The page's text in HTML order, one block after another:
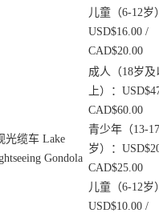
儿童（6-12岁
USD$16.00 /
CAD$20.00
光缆车 Lake
Gondola
成人（18岁及
上）：
CAD$60.00
青少年（13-17
岁）：
CAD$25.00
儿童（6-12岁
USD$10.00 /